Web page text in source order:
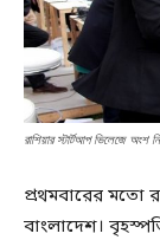
রাশিয়ার স্টার্টআপ ভিলেজে অংশ
প্রথমবারের মতো
বাংলাদেশ।